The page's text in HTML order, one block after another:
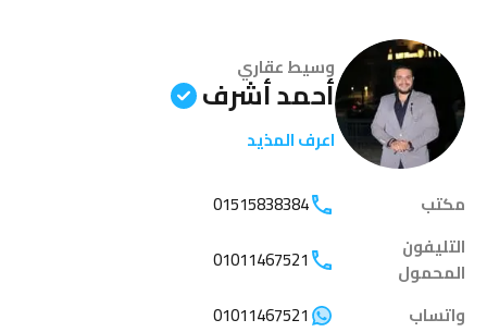
وسيط عقاري
أحمد أشرف
اعرف المذيد
مكتب
01515838384
التليفون
المحمول
01011467521
واتساب
01011467521